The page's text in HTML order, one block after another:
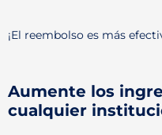
¡El reembolso es más
Aumente los
cualquier